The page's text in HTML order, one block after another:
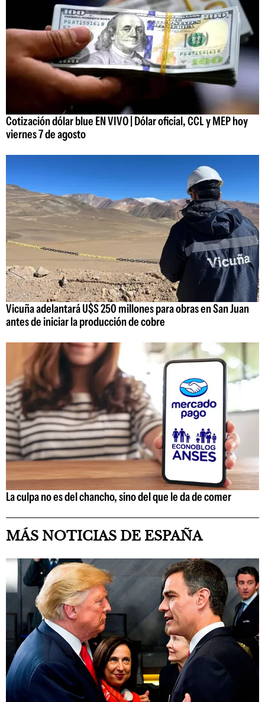
Cotización dólar blue EN VIVO | Dólar oficial, CCL y MEP hoy
viernes 7 de agosto
Vicuña adelantará U$S 250 millones para obras en San Juan
antes de iniciar la producción de cobre
La culpa no es del chancho, sino del que le da de comer
MÁS NOTICIAS DE ESPAÑA